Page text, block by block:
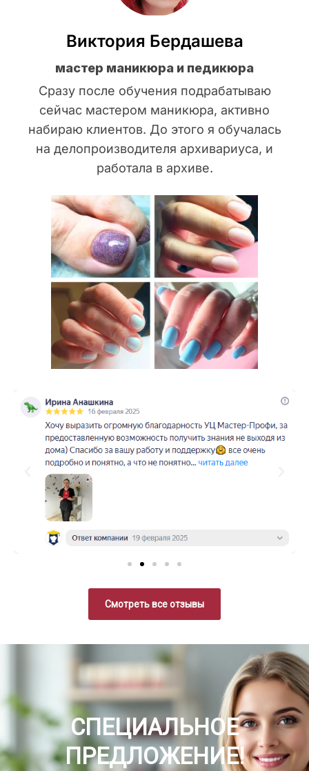
Виктория Бердашева
мастер маникюра и педикюра
Сразу после обучения подрабатываю
сейчас мастером маникюра, активно
набираю клиентов. До этого я обучалась
на делопроизводителя архивариуса, и
работала в архиве.
Смотреть все отзывы
СПЕЦИАЛЬНОЕ
ПРЕДЛОЖЕНИЕ!